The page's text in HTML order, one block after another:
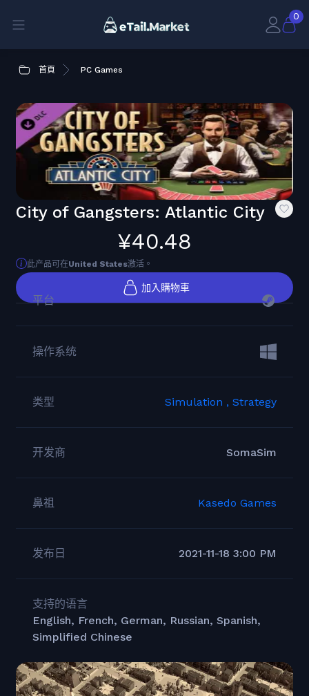
0
首頁 PC Games
City of Gangsters: Atlantic City
¥40.48
此产品可在United States激活。
加入購物車
平台
操作系统
类型 Simulation , Strategy
开发商 SomaSim
鼻祖 Kasedo Games
发布日 2021-11-18 3:00 PM
支持的语言
English, French, German, Russian, Spanish,
Simplified Chinese